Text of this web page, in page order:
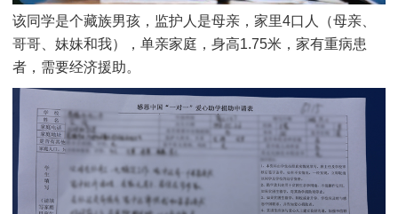
该同学是个藏族男孩，监护人是母亲，家里4口人（母亲、
哥哥、妹妹和我），单亲家庭，身高1.75米，家有重病患
者，需要经济援助。